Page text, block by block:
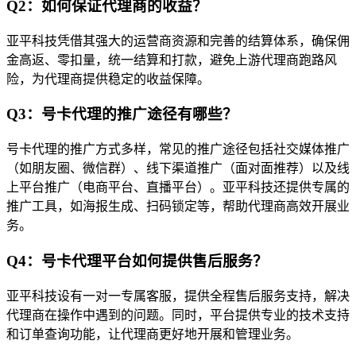
Q2：如何保证代理商的收益？
亚平科技凭借其强大的运营商资源和完善的结算体系，确保佣
金高返、零扣量，统一结算和打款，避免上游代理商跑路风
险，为代理商提供稳定的收益保障。
Q3：号卡代理的推广途径有哪些？
号卡代理的推广方式多样，常见的推广途径包括社交媒体推广
（如朋友圈、微信群）、线下渠道推广（面对面推荐）以及线
上平台推广（电商平台、直播平台）。亚平科技还提供专属的
推广工具，如海报生成、扫码锁定等，帮助代理商高效开展业
务。
Q4：号卡代理平台如何提供售后服务？
亚平科技设有一对一专属客服，提供全程售后服务支持，解决
代理商在操作中遇到的问题。同时，平台提供专业的技术支持
和订单查询功能，让代理商更好地开展和管理业务。